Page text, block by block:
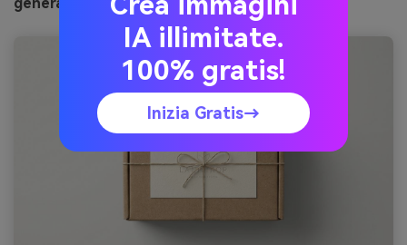
IA illimitate.
100% gratis!
Inizia Gratis→